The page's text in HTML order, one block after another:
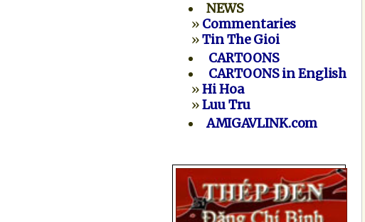
NEWS
» Commentaries
»Tin The Gioi
CARTOONS
CARTOONS in English
»Hi Hoa
»Luu Tru
AMIGAVLINK.com